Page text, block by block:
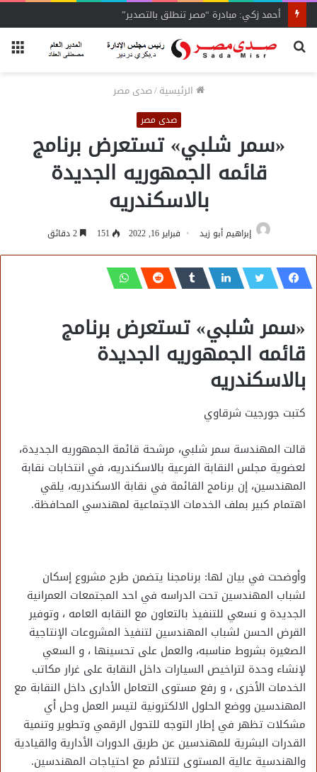
أحمد زكي: مبادرة “مصر تنطلق بالتصدير”
بحث
الرئيسية/صدى مصر
صدى مصر
«سمر شلبي» تستعرض برنامج
قائمه الجمهوريه الجديدة
بالاسكندريه
إبراهيم أبو زيد فبراير 16, 2022 151 2 دقائق
«سمر شلبي» تستعرض برنامج
قائمه الجمهوريه الجديدة
بالاسكندريه
كتبت جورجيت شرقاوي
قالت المهندسة سمر شلبي، مرشحة قائمة الجمهوريه الجديدة،
لعضوية مجلس النقابة الفرعية بالاسكندريه، في انتخابات نقابة
المهندسين، إن برنامج القائمة في نقابة الاسكندريه، يلقي
اهتمام كبير بملف الخدمات الاجتماعية لمهندسي المحافظة.
وأوضحت في بيان لها: برنامجنا يتضمن طرح مشروع إسكان
لشباب المهندسين تحت الدراسه في احد المجتمعات العمرانية
الجديدة و نسعي للتنفيذ بالتعاون مع النقابه العامه ، وتوفير
القرض الحسن لشباب المهندسين لتنفيذ المشروعات الإنتاجية
الصغيرة بشروط مناسبه، والعمل على تحسينها ، و السعي
لإنشاء وحدة لتراخيص السيارات داخل النقابة على غرار مكاتب
الخدمات الأخرى ، و رفع مستوى التعامل الأدارى داخل النقابة مع
المهندسين ووضع الحلول الالكترونية لتيسر العمل وحل أي
مشكلات تظهر في إطار التوجه للتحول الرقمي وتطوير وتنمية
القدرات البشرية للمهندسين عن طريق الدورات الأدارية والقيادية
والهندسية عالية المستوى لتتلائم مع احتياجات المهندسين.